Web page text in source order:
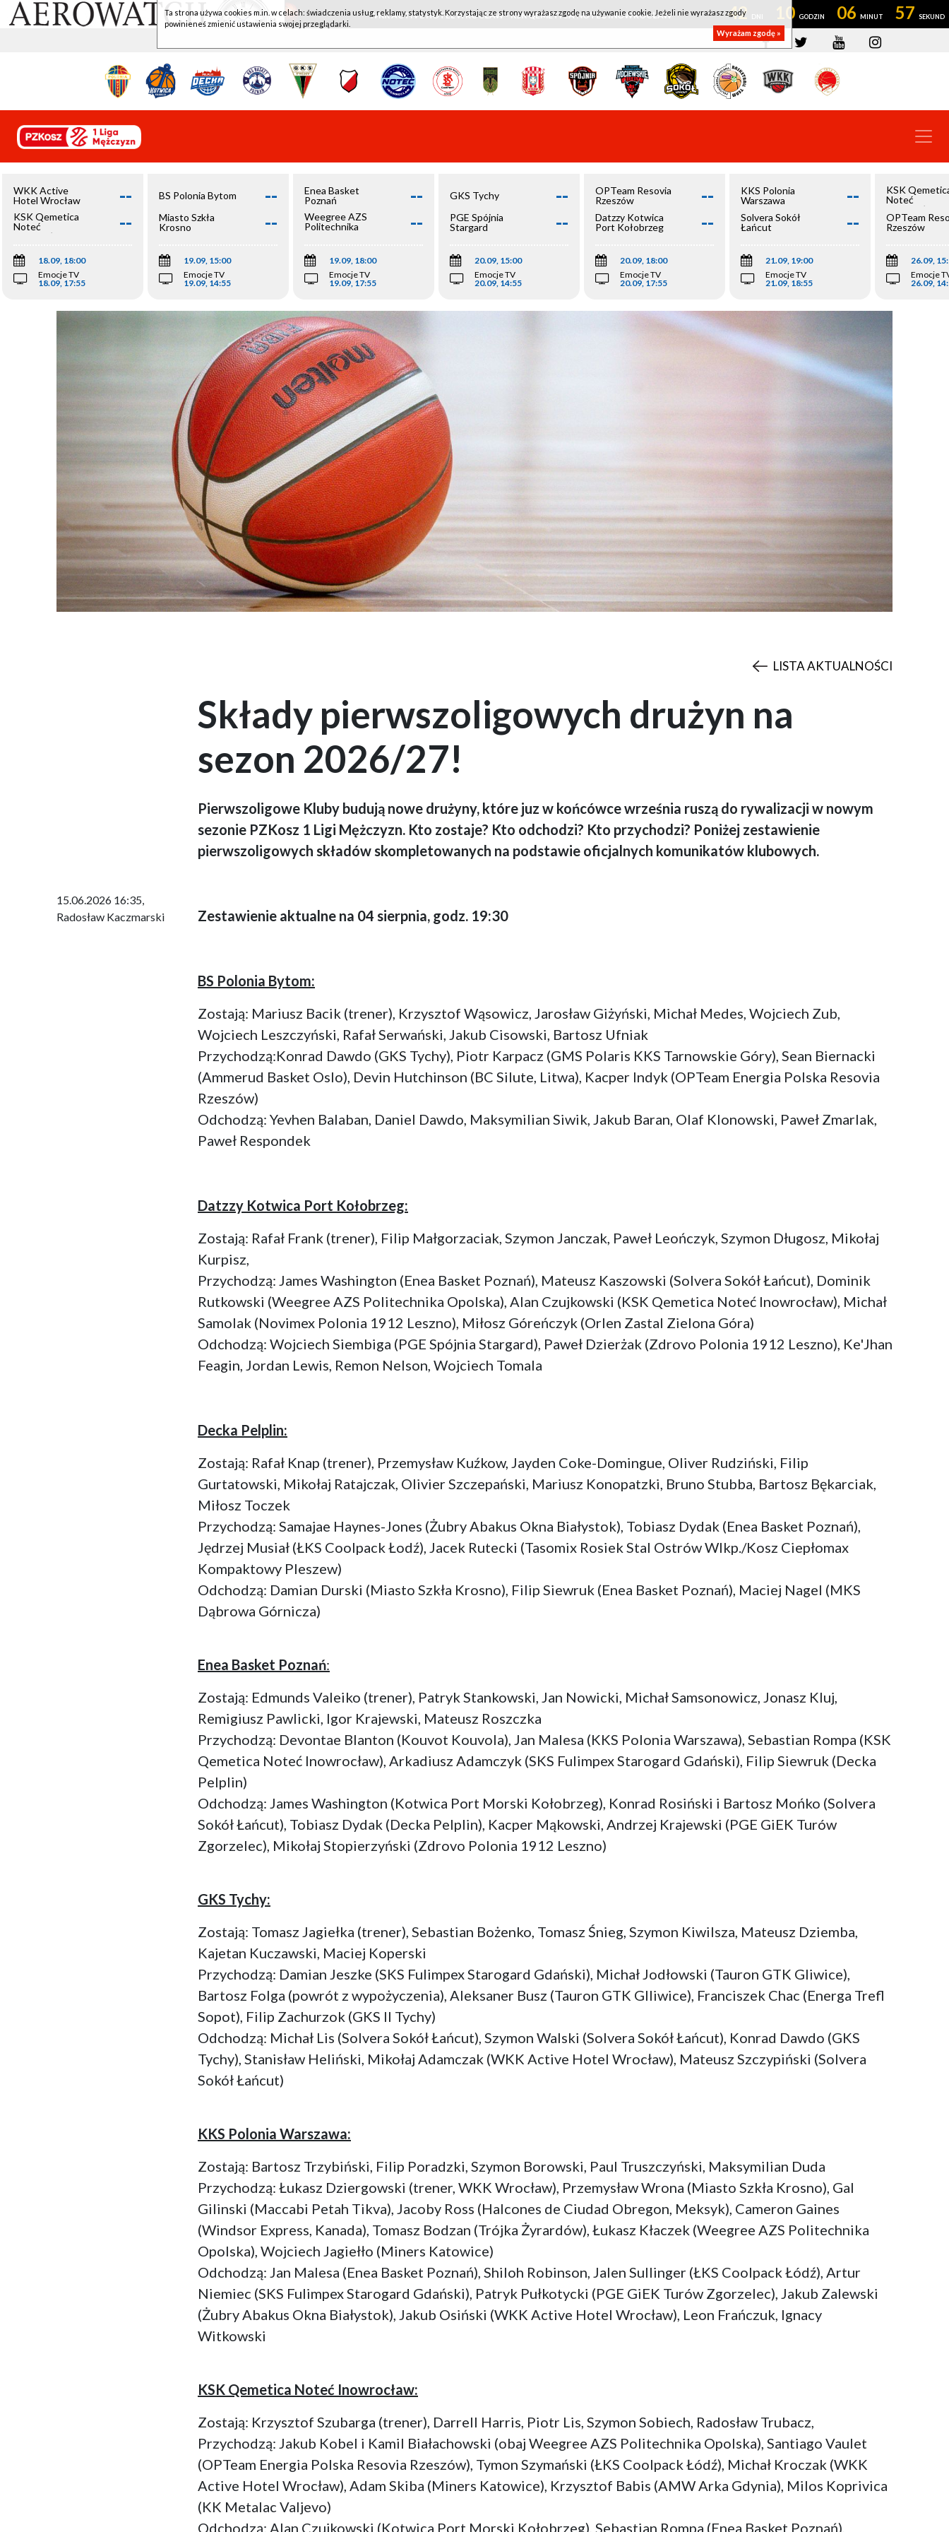
WKK ACTIVE HOTEL WROCŁAW - KSK QEMETICA NOTEĆ INOWROCŁAW 42 10 06 56
WKK Active
Hotel Wrocław
--
KSK Qemetica
Noteć
Inowrocław
--
18.09, 18:00
Emocje TV
18.09, 17:55
BS Polonia Bytom --
Miasto Szkła
Krosno
--
19.09, 15:00
Emocje TV
19.09, 14:55
Enea Basket
Poznań
--
Weegree AZS
Politechnika
--
19.09, 18:00
Emocje TV
19.09, 17:55
GKS Tychy --
PGE Spójnia
Stargard
--
20.09, 15:00
Emocje TV
20.09, 14:55
OPTeam Resovia
Rzeszów
--
Datzzy Kotwica
Port Kołobrzeg
--
20.09, 18:00
Emocje TV
20.09, 17:55
KKS Polonia
Warszawa
--
Solvera Sokół
Łańcut
--
21.09, 19:00
Emocje TV
21.09, 18:55
KSK
Noteć
Inowrocław
OPTeam
Rzeszów
26.09,
Emocje
26.09,
LISTA AKTUALNOŚCI
Składy pierwszoligowych drużyn na
sezon 2026/27!
Pierwszoligowe Kluby budują nowe drużyny, które juz w końcówce września ruszą do rywalizacji w nowym
sezonie PZKosz 1 Ligi Mężczyzn. Kto zostaje? Kto odchodzi? Kto przychodzi? Poniżej zestawienie
pierwszoligowych składów skompletowanych na podstawie oficjalnych komunikatów klubowych.
15.06.2026 16:35,
Radosław Kaczmarski
Zestawienie aktualne na 04 sierpnia, godz. 19:30
BS Polonia Bytom:
Zostają: Mariusz Bacik (trener), Krzysztof Wąsowicz, Jarosław Giżyński, Michał Medes, Wojciech Zub,
Wojciech Leszczyński, Rafał Serwański, Jakub Cisowski, Bartosz Ufniak
Przychodzą:Konrad Dawdo (GKS Tychy), Piotr Karpacz (GMS Polaris KKS Tarnowskie Góry), Sean Biernacki
(Ammerud Basket Oslo), Devin Hutchinson (BC Silute, Litwa), Kacper Indyk (OPTeam Energia Polska Resovia
Rzeszów)
Odchodzą: Yevhen Balaban, Daniel Dawdo, Maksymilian Siwik, Jakub Baran, Olaf Klonowski, Paweł Zmarlak,
Paweł Respondek
Datzzy Kotwica Port Kołobrzeg:
Zostają: Rafał Frank (trener), Filip Małgorzaciak, Szymon Janczak, Paweł Leończyk, Szymon Długosz, Mikołaj
Kurpisz,
Przychodzą: James Washington (Enea Basket Poznań), Mateusz Kaszowski (Solvera Sokół Łańcut), Dominik
Rutkowski (Weegree AZS Politechnika Opolska), Alan Czujkowski (KSK Qemetica Noteć Inowrocław), Michał
Samolak (Novimex Polonia 1912 Leszno), Miłosz Góreńczyk (Orlen Zastal Zielona Góra)
Odchodzą: Wojciech Siembiga (PGE Spójnia Stargard), Paweł Dzierżak (Zdrovo Polonia 1912 Leszno), Ke'Jhan
Feagin, Jordan Lewis, Remon Nelson, Wojciech Tomala
Decka Pelplin:
Zostają: Rafał Knap (trener), Przemysław Kuźkow, Jayden Coke-Domingue, Oliver Rudziński, Filip
Gurtatowski, Mikołaj Ratajczak, Olivier Szczepański, Mariusz Konopatzki, Bruno Stubba, Bartosz Bękarciak,
Miłosz Toczek
Przychodzą: Samajae Haynes-Jones (Żubry Abakus Okna Białystok), Tobiasz Dydak (Enea Basket Poznań),
Jędrzej Musiał (ŁKS Coolpack Łodź), Jacek Rutecki (Tasomix Rosiek Stal Ostrów Wlkp./Kosz Ciepłomax
Kompaktowy Pleszew)
Odchodzą: Damian Durski (Miasto Szkła Krosno), Filip Siewruk (Enea Basket Poznań), Maciej Nagel (MKS
Dąbrowa Górnicza)
Enea Basket Poznań:
Zostają: Edmunds Valeiko (trener), Patryk Stankowski, Jan Nowicki, Michał Samsonowicz, Jonasz Kluj,
Remigiusz Pawlicki, Igor Krajewski, Mateusz Roszczka
Przychodzą: Devontae Blanton (Kouvot Kouvola), Jan Malesa (KKS Polonia Warszawa), Sebastian Rompa (KSK
Qemetica Noteć Inowrocław), Arkadiusz Adamczyk (SKS Fulimpex Starogard Gdański), Filip Siewruk (Decka
Pelplin)
Odchodzą: James Washington (Kotwica Port Morski Kołobrzeg), Konrad Rosiński i Bartosz Mońko (Solvera
Sokół Łańcut), Tobiasz Dydak (Decka Pelplin), Kacper Mąkowski, Andrzej Krajewski (PGE GiEK Turów
Zgorzelec), Mikołaj Stopierzyński (Zdrovo Polonia 1912 Leszno)
GKS Tychy:
Zostają: Tomasz Jagiełka (trener), Sebastian Bożenko, Tomasz Śnieg, Szymon Kiwilsza, Mateusz Dziemba,
Kajetan Kuczawski, Maciej Koperski
Przychodzą: Damian Jeszke (SKS Fulimpex Starogard Gdański), Michał Jodłowski (Tauron GTK Gliwice),
Bartosz Folga (powrót z wypożyczenia), Aleksaner Busz (Tauron GTK Glliwice), Franciszek Chac (Energa Trefl
Sopot), Filip Zachurzok (GKS II Tychy)
Odchodzą: Michał Lis (Solvera Sokół Łańcut), Szymon Walski (Solvera Sokół Łańcut), Konrad Dawdo (GKS
Tychy), Stanisław Heliński, Mikołaj Adamczak (WKK Active Hotel Wrocław), Mateusz Szczypiński (Solvera
Sokół Łańcut)
KKS Polonia Warszawa:
Zostają: Bartosz Trzybiński, Filip Poradzki, Szymon Borowski, Paul Truszczyński, Maksymilian Duda
Przychodzą: Łukasz Dziergowski (trener, WKK Wrocław), Przemysław Wrona (Miasto Szkła Krosno), Gal
Gilinski (Maccabi Petah Tikva), Jacoby Ross (Halcones de Ciudad Obregon, Meksyk), Cameron Gaines
(Windsor Express, Kanada), Tomasz Bodzan (Trójka Żyrardów), Łukasz Kłaczek (Weegree AZS Politechnika
Opolska), Wojciech Jagiełło (Miners Katowice)
Odchodzą: Jan Malesa (Enea Basket Poznań), Shiloh Robinson, Jalen Sullinger (ŁKS Coolpack Łódź), Artur
Niemiec (SKS Fulimpex Starogard Gdański), Patryk Pułkotycki (PGE GiEK Turów Zgorzelec), Jakub Zalewski
(Żubry Abakus Okna Białystok), Jakub Osiński (WKK Active Hotel Wrocław), Leon Frańczuk, Ignacy
Witkowski
KSK Qemetica Noteć Inowrocław:
Zostają: Krzysztof Szubarga (trener), Darrell Harris, Piotr Lis, Szymon Sobiech, Radosław Trubacz,
Przychodzą: Jakub Kobel i Kamil Białachowski (obaj Weegree AZS Politechnika Opolska), Santiago Vaulet
(OPTeam Energia Polska Resovia Rzeszów), Tymon Szymański (ŁKS Coolpack Łódź), Michał Kroczak (WKK
Active Hotel Wrocław), Adam Skiba (Miners Katowice), Krzysztof Babis (AMW Arka Gdynia), Milos Koprivica
(KK Metalac Valjevo)
Odchodzą: Alan Czujkowski (Kotwica Port Morski Kołobrzeg), Sebastian Rompa (Enea Basket Poznań),
Ta strona używa cookies m.in. w celach: świadczenia usług, reklamy, statystyk. Korzystając ze strony wyrażasz zgodę na używanie cookie. Jeżeli nie wyrażasz zgody
powinieneś zmienić ustawienia swojej przeglądarki.
Wyrażam zgodę »